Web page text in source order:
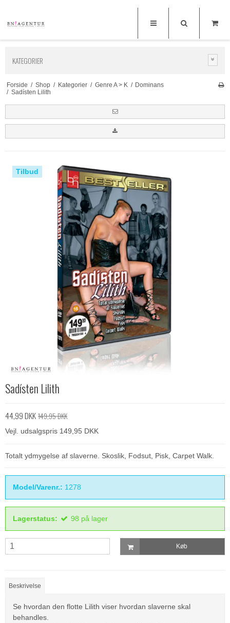
KATEGORIER
Forside / Shop / Kategorier / Genre A > K / Dominans
/ Sadísten Lilith
Tilbud
Sadísten Lilith
44,99 DKK149,95 DKK
Vejl. udsalgspris 149,95 DKK
Totalt ydmygelse af slaverne. Skoslik, Fodsut, Pisk, Carpet Walk.
Model/Varenr.: 1278
Lagerstatus: 98 på lager
Køb
Beskrivelse
Se hvordan den flotte Lilith viser hvordan slaverne skal
behandles.